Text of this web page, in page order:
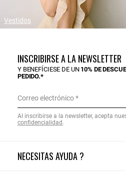
Vestidos
NECESITAS AYUDA ?
INSCRIBIRSE A LA NEWSLETTER
Y BENEFÍCIESE DE UN 10% DE
PEDIDO.*
Correo electrónico
Al inscribirse a la newsletter, acepta
confidencialidad .